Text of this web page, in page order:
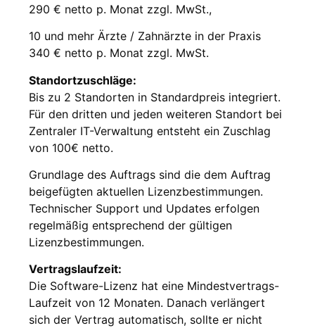
290 € netto p. Monat zzgl. MwSt.,
10 und mehr Ärzte / Zahnärzte in der Praxis
340 € netto p. Monat zzgl. MwSt.
Standortzuschläge:
Bis zu 2 Standorten in Standardpreis integriert.
Für den dritten und jeden weiteren Standort bei
Zentraler IT-Verwaltung entsteht ein Zuschlag
von 100€ netto.
Grundlage des Auftrags sind die dem Auftrag
beigefügten aktuellen Lizenzbestimmungen.
Technischer Support und Updates erfolgen
regelmäßig entsprechend der gültigen
Lizenzbestimmungen.
Vertragslaufzeit:
Die Software-Lizenz hat eine Mindestvertrags-
Laufzeit von 12 Monaten. Danach verlängert
sich der Vertrag automatisch, sollte er nicht